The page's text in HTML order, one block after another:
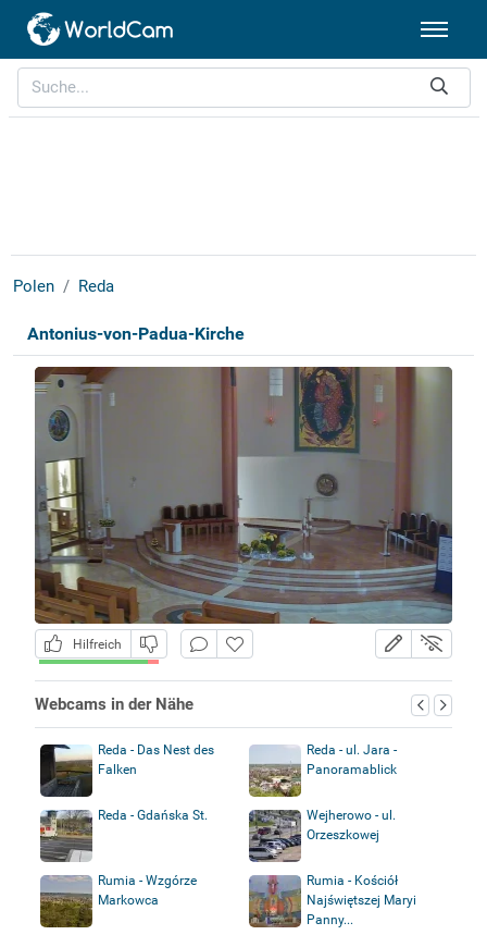
Polen Reda
Antonius-von-Padua-Kirche
Hilfreich
Webcams in der Nähe
Reda - Das Nest des
Falken
Reda - ul. Jara -
Panoramablick
Reda - Gdańska St.
Wejherowo - ul.
Orzeszkowej
Rumia - Wzgórze
Markowca
Rumia - Kościół
Najświętszej Maryi
Panny...